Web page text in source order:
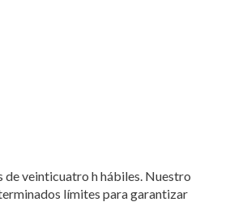
de veinticuatro h hábiles. Nuestro
límites para garantizar